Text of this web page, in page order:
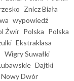
Znicz Biała
wypowiedź
Żwir Polska Polska
Ekstraklasa
Wigry Suwałki
Dajtki
Dwór